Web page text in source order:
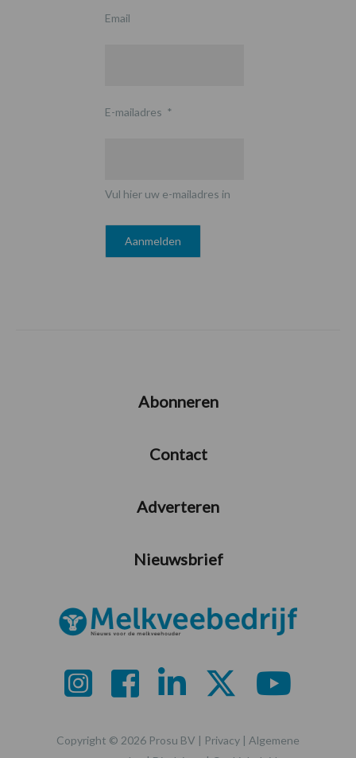
Email
E-mailadres *
Vul hier uw e-mailadres in
Abonneren
Contact
Adverteren
Nieuwsbrief
Copyright © 2026 Prosu BV | Privacy | Algemene